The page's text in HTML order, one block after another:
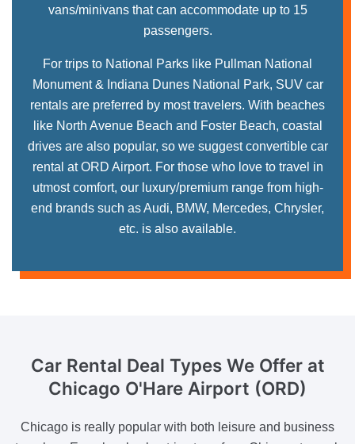
vans/minivans that can accommodate up to 15
passengers.
For trips to National Parks like Pullman National
Monument & Indiana Dunes National Park, SUV car
rentals are preferred by most travelers. With beaches
like North Avenue Beach and Foster Beach, coastal
drives are also popular, so we suggest convertible car
rental at ORD Airport. For those who love to travel in
utmost comfort, our luxury/premium range from high-
end brands such as Audi, BMW, Mercedes, Chrysler,
etc. is also available.
Car Rental Deal Types We Offer at
Chicago O'Hare Airport (ORD)
Chicago is really popular with both leisure and business